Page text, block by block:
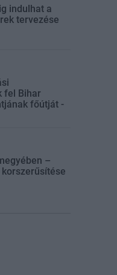
indulhat a
tervezése
fel Bihar
főútját -
–